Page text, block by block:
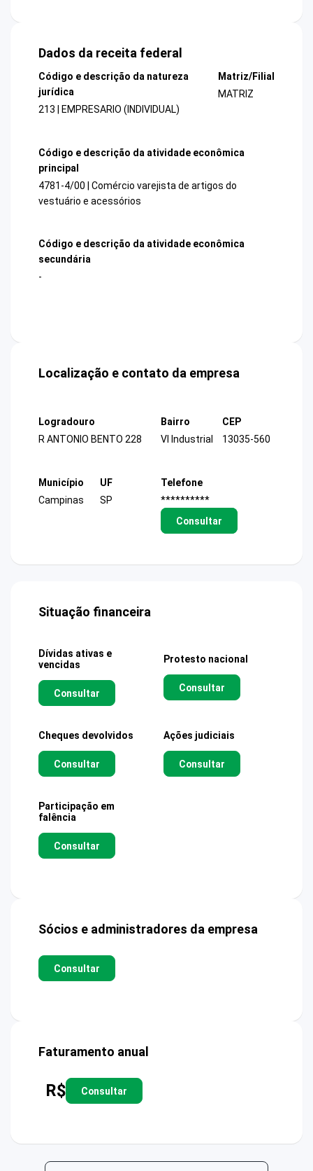
Dados da receita federal
Código e descrição da natureza
jurídica
213 | EMPRESARIO (INDIVIDUAL)
Matriz/Filial
MATRIZ
Código e descrição da atividade econômica
principal
4781-4/00 | Comércio varejista de artigos do
vestuário e acessórios
Código e descrição da atividade econômica
secundária
-
Localização e contato da empresa
Logradouro
R ANTONIO BENTO 228
Bairro
Vl Industrial
CEP
13035-560
Município
Campinas
UF
SP
Telefone
**********
Consultar
Situação financeira
Dívidas ativas e
vencidas
Consultar
Protesto nacional
Consultar
Cheques devolvidos
Consultar
Ações judiciais
Consultar
Participação em
falência
Consultar
Sócios e administradores da empresa
Consultar
Faturamento anual
R$ Consultar